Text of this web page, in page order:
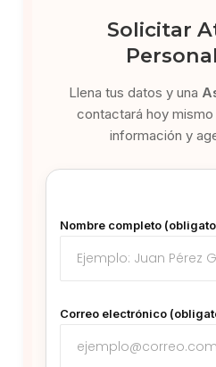
Solicitar
Llena tus datos y una
contactará hoy
información y
Nombre completo
Correo electrónico